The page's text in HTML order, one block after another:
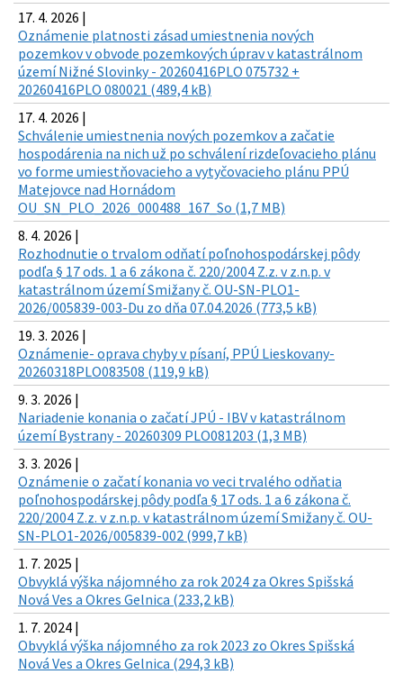
17. 4. 2026 |
Oznámenie platnosti zásad umiestnenia nových
pozemkov v obvode pozemkových úprav v katastrálnom
území Nižné Slovinky - 20260416PLO 075732 +
20260416PLO 080021 (489,4 kB)
17. 4. 2026 |
Schválenie umiestnenia nových pozemkov a začatie
hospodárenia na nich už po schválení rizdeľovacieho plánu
vo forme umiestňovacieho a vytyčovacieho plánu PPÚ
Matejovce nad Hornádom
OU_SN_PLO_2026_000488_167_So (1,7 MB)
8. 4. 2026 |
Rozhodnutie o trvalom odňatí poľnohospodárskej pôdy
podľa § 17 ods. 1 a 6 zákona č. 220/2004 Z.z. v z.n.p. v
katastrálnom území Smižany č. OU-SN-PLO1-
2026/005839-003-Du zo dňa 07.04.2026 (773,5 kB)
19. 3. 2026 |
Oznámenie- oprava chyby v písaní, PPÚ Lieskovany-
20260318PLO083508 (119,9 kB)
9. 3. 2026 |
Nariadenie konania o začatí JPÚ - IBV v katastrálnom
území Bystrany - 20260309 PLO081203 (1,3 MB)
3. 3. 2026 |
Oznámenie o začatí konania vo veci trvalého odňatia
poľnohospodárskej pôdy podľa § 17 ods. 1 a 6 zákona č.
220/2004 Z.z. v z.n.p. v katastrálnom území Smižany č. OU-
SN-PLO1-2026/005839-002 (999,7 kB)
1. 7. 2025 |
Obvyklá výška nájomného za rok 2024 za Okres Spišská
Nová Ves a Okres Gelnica (233,2 kB)
1. 7. 2024 |
Obvyklá výška nájomného za rok 2023 zo Okres Spišská
Nová Ves a Okres Gelnica (294,3 kB)